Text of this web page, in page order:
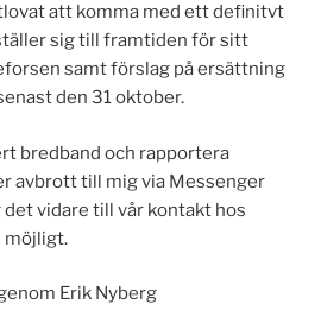
att komma med ett definitvt
sig till framtiden för sitt
samt förslag på ersättning
den 31 oktober.
bredband och rapportera
avbrott till mig via Messenger
vidare till vår kontakt hos
möjligt.
Erik Nyberg